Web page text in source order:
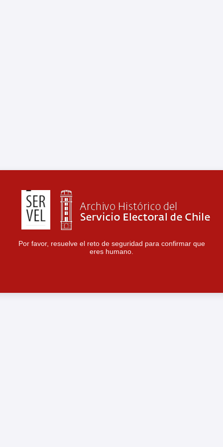
Por favor, resuelve el reto de seguridad para confirmar que
eres humano.